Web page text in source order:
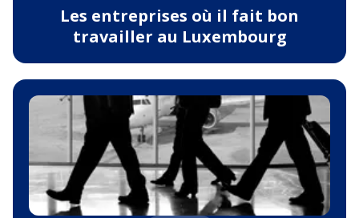
Les entreprises où il fait bon
travailler au Luxembourg